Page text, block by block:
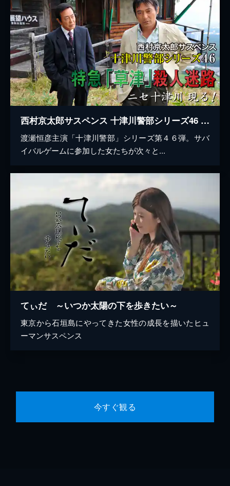
西村京太郎サスペンス 十津川警部シリーズ46 特急「草津」殺人迷路～ニセ十津川 現る！～
渡瀬恒彦主演「十津川警部」シリーズ第４６弾。サバ
イバルゲームに参加した女たちが次々と...
てぃだ ～いつか太陽の下を歩きたい～
東京から石垣島にやってきた女性の成長を描いたヒュ
ーマンサスペンス
今すぐ観る